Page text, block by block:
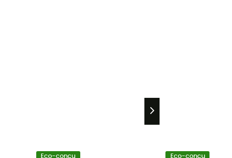
Eco-conçu Eco-conçu